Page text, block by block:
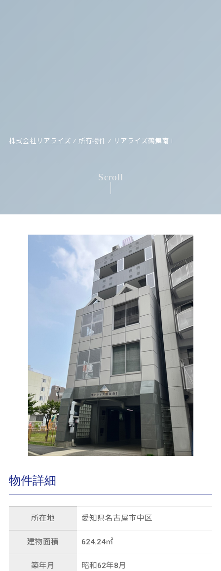
株式会社リアライズ ⁄ 所有物件 ⁄ リアライズ鶴舞南Ⅰ
Scroll
物件詳細
所在地 愛知県名古屋市中区
建物面積 624.24㎡
築年月 昭和62年8月